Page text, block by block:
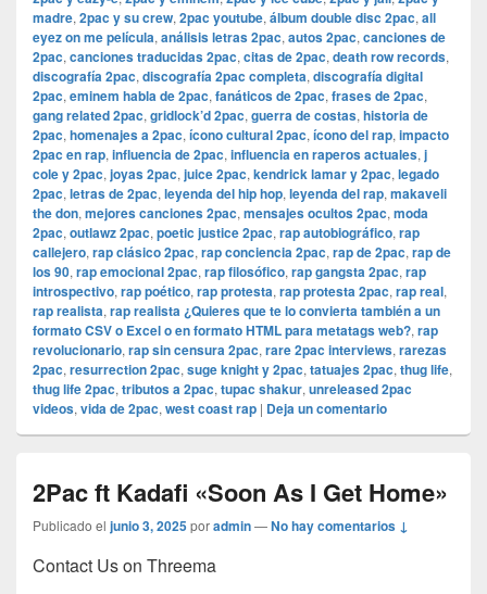
madre, 2pac y su crew, 2pac youtube, álbum double disc 2pac, all
eyez on me película, análisis letras 2pac, autos 2pac, canciones de
2pac, canciones traducidas 2pac, citas de 2pac, death row records,
discografía 2pac, discografía 2pac completa, discografía digital
2pac, eminem habla de 2pac, fanáticos de 2pac, frases de 2pac,
gang related 2pac, gridlock’d 2pac, guerra de costas, historia de
2pac, homenajes a 2pac, ícono cultural 2pac, ícono del rap, impacto
2pac en rap, influencia de 2pac, influencia en raperos actuales, j
cole y 2pac, joyas 2pac, juice 2pac, kendrick lamar y 2pac, legado
2pac, letras de 2pac, leyenda del hip hop, leyenda del rap, makaveli
the don, mejores canciones 2pac, mensajes ocultos 2pac, moda
2pac, outlawz 2pac, poetic justice 2pac, rap autobiográfico, rap
callejero, rap clásico 2pac, rap conciencia 2pac, rap de 2pac, rap de
los 90, rap emocional 2pac, rap filosófico, rap gangsta 2pac, rap
introspectivo, rap poético, rap protesta, rap protesta 2pac, rap real,
rap realista, rap realista ¿Quieres que te lo convierta también a un
formato CSV o Excel o en formato HTML para metatags web?, rap
revolucionario, rap sin censura 2pac, rare 2pac interviews, rarezas
2pac, resurrection 2pac, suge knight y 2pac, tatuajes 2pac, thug life,
thug life 2pac, tributos a 2pac, tupac shakur, unreleased 2pac
videos, vida de 2pac, west coast rap | Deja un comentario
2Pac ft Kadafi «Soon As I Get Home»
Publicado el junio 3, 2025poradmin—No hay comentarios ↓
Contact Us on Threema